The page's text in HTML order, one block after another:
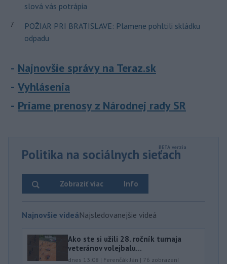
slová vás potrápia
7
POŽIAR PRI BRATISLAVE: Plamene pohltili skládku
odpadu
Najnovšie správy na Teraz.sk
Vyhlásenia
Priame prenosy z Národnej rady SR
Politika na sociálnych sieťach
Info
Zobraziť viac
Najnovšie videáNajsledovanejšie videá
Ako ste si užili 28. ročník turnaja
veteránov volejbalu...
dnes 13:08 | Ferenčák Ján | 76 zobrazení